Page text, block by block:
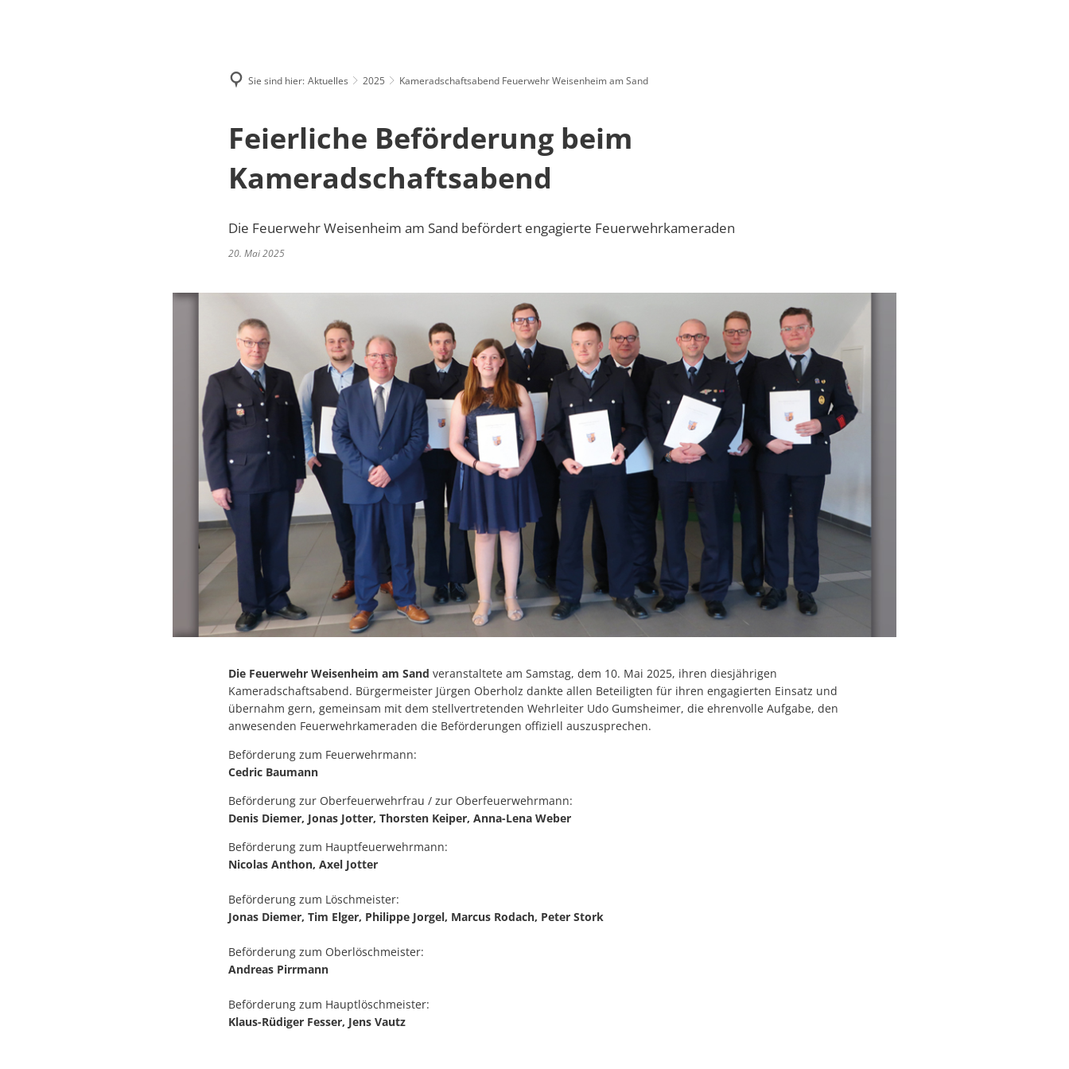
Sie sind hier: Aktuelles 2025 Kameradschaftsabend Feuerwehr Weisenheim am Sand
Feierliche Beförderung beim
Kameradschaftsabend
Die Feuerwehr Weisenheim am Sand befördert engagierte Feuerwehrkameraden
20. Mai 2025
Die Feuerwehr Weisenheim am Sand veranstaltete am Samstag, dem 10. Mai 2025, ihren diesjährigen
Kameradschaftsabend. Bürgermeister Jürgen Oberholz dankte allen Beteiligten für ihren engagierten Einsatz und
übernahm gern, gemeinsam mit dem stellvertretenden Wehrleiter Udo Gumsheimer, die ehrenvolle Aufgabe, den
anwesenden Feuerwehrkameraden die Beförderungen offiziell auszusprechen.
Beförderung zum Feuerwehrmann:
Cedric Baumann
Beförderung zur Oberfeuerwehrfrau / zur Oberfeuerwehrmann:
Denis Diemer, Jonas Jotter, Thorsten Keiper, Anna-Lena Weber
Beförderung zum Hauptfeuerwehrmann:
Nicolas Anthon, Axel Jotter
Beförderung zum Löschmeister:
Jonas Diemer, Tim Elger, Philippe Jorgel, Marcus Rodach, Peter Stork
Beförderung zum Oberlöschmeister:
Andreas Pirrmann
Beförderung zum Hauptlöschmeister:
Klaus-Rüdiger Fesser, Jens Vautz